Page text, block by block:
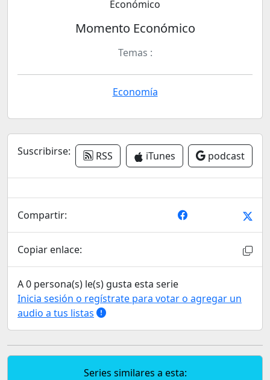
Momento Económico
Temas :
Economía
Suscribirse: RSS iTunes podcast
Compartir:
Copiar enlace:
A 0 persona(s) le(s) gusta esta serie
Inicia sesión o regístrate para votar o agregar un
audio a tus listas
Series similares a esta: